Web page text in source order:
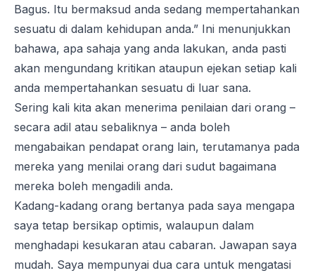
Bagus. Itu bermaksud anda sedang mempertahankan
sesuatu di dalam kehidupan anda.” Ini menunjukkan
bahawa, apa sahaja yang anda lakukan, anda pasti
akan mengundang kritikan ataupun ejekan setiap kali
anda mempertahankan sesuatu di luar sana.
Sering kali kita akan menerima penilaian dari orang –
secara adil atau sebaliknya – anda boleh
mengabaikan pendapat orang lain, terutamanya pada
mereka yang menilai orang dari sudut bagaimana
mereka boleh mengadili anda.
Kadang-kadang orang bertanya pada saya mengapa
saya tetap bersikap optimis, walaupun dalam
menghadapi kesukaran atau cabaran. Jawapan saya
mudah. Saya mempunyai dua cara untuk mengatasi